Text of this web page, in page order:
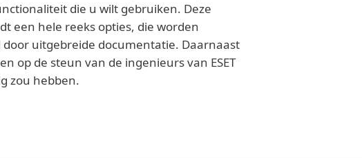
die u wilt gebruiken. Deze
een hele reeks opties, die worden
uitgebreide documentatie. Daarnaast
op de steun van de ingenieurs van ESET
zou hebben.